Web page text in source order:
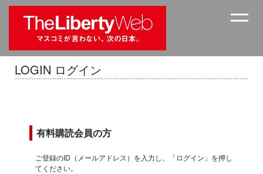
LOGIN ログイン
有料購読会員の方
ご登録のID（メールアドレス）を入力し、「ログイン」を押し
てください。